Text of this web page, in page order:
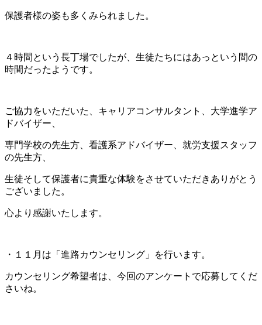
保護者様の姿も多くみられました。
４時間という長丁場でしたが、生徒たちにはあっという間の
時間だったようです。
ご協力をいただいた、キャリアコンサルタント、大学進学ア
ドバイザー、
専門学校の先生方、看護系アドバイザー、就労支援スタッフ
の先生方、
生徒そして保護者に貴重な体験をさせていただきありがとう
ございました。
心より感謝いたします。
・１１月は「進路カウンセリング」を行います。
カウンセリング希望者は、今回のアンケートで応募してくだ
さいね。